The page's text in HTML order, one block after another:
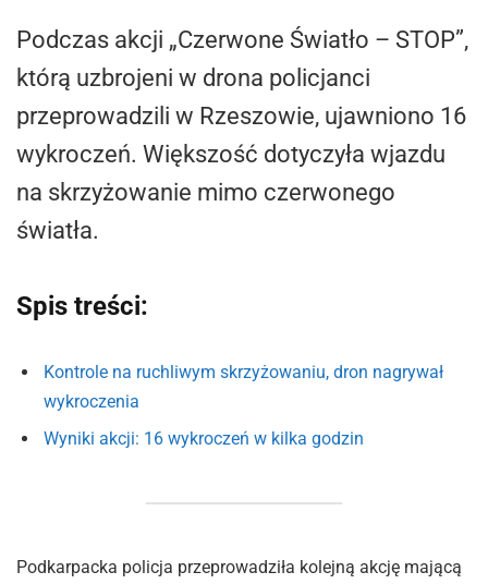
Podczas akcji „Czerwone Światło – STOP”,
którą uzbrojeni w drona policjanci
przeprowadzili w Rzeszowie, ujawniono 16
wykroczeń. Większość dotyczyła wjazdu
na skrzyżowanie mimo czerwonego
światła.
Spis treści:
Kontrole na ruchliwym skrzyżowaniu, dron nagrywał
wykroczenia
Wyniki akcji: 16 wykroczeń w kilka godzin
Podkarpacka policja przeprowadziła kolejną akcję mającą